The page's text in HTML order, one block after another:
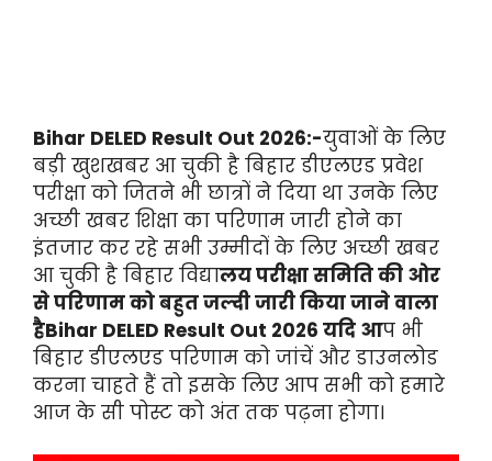
Bihar DELED Result Out 2026:-युवाओं के लिए
बड़ी खुशखबर आ चुकी है बिहार डीएलएड प्रवेश
परीक्षा को जितने भी छात्रों ने दिया था उनके लिए
अच्छी खबर शिक्षा का परिणाम जारी होने का
इंतजार कर रहे सभी उम्मीदों के लिए अच्छी खबर
आ चुकी है बिहार विद्यालय परीक्षा समिति की ओर
से परिणाम को बहुत जल्दी जारी किया जाने वाला
हैBihar DELED Result Out 2026 यदि आप भी
बिहार डीएलएड परिणाम को जांचें और डाउनलोड
करना चाहते हैं तो इसके लिए आप सभी को हमारे
आज के सी पोस्ट को अंत तक पढ़ना होगा।